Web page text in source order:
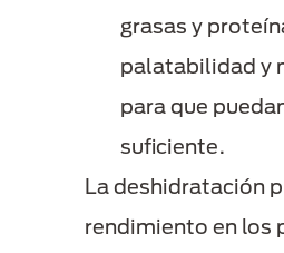
grasas y
palatabilidad y
para que
suficiente.
La deshidratación
rendimiento en los